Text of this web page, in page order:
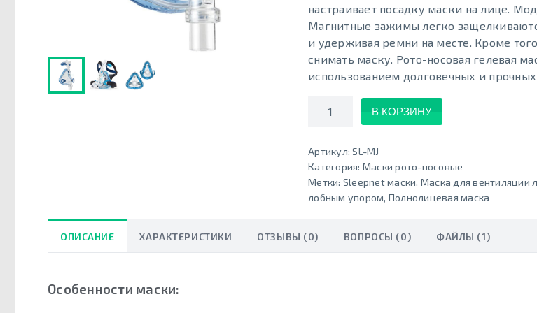
настраивает посадку маски на лице.
Магнитные зажимы легко
и удерживая ремни на месте. Кроме
снимать маску. Рото-носовая гелевая
использованием долговечных и
Количество
В КОРЗИНУ
Артикул:SL-MJ
Категория: Маски рото-носовые
Метки: Sleepnet маски, Маска для вентиляции
лобным упором, Полнолицевая маска
ОПИСАНИЕ ХАРАКТЕРИСТИКИ ОТЗЫВЫ (0) ВОПРОСЫ (0) ФАЙЛЫ (1)
Особенности маски: